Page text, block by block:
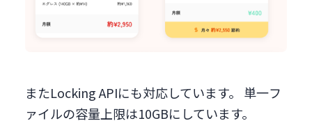
またLocking APIにも対応しています。 単一フ
ァイルの容量上限は10GBにしています。